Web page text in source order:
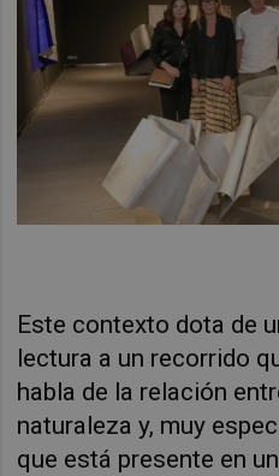
Este contexto dota de
lectura a un recorrido
habla de la relación
naturaleza y, muy
que está presente en